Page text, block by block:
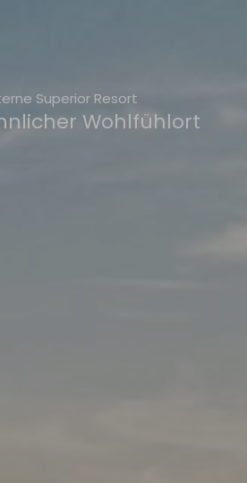
Superior Resort
Wohlfühlort